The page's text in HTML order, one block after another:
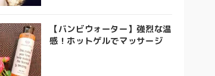
【バンビウォーター】強烈な温
感！ホットゲルでマッサージ